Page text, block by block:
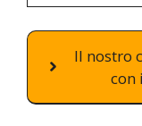
Il nostro
con